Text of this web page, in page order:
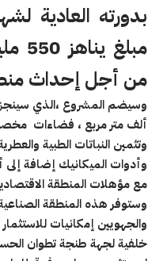
بدورته العادية
من أجل إحداث
ألف متر مربع ، فضاءات
وتثمين النباتات الطبية
وأدوات الميكانيك إضافة
مع مؤهلات المنطقة
وستوفر هذه المنطقة
والجهويين إمكانيات
خلفية لجهة طنجة تطوان